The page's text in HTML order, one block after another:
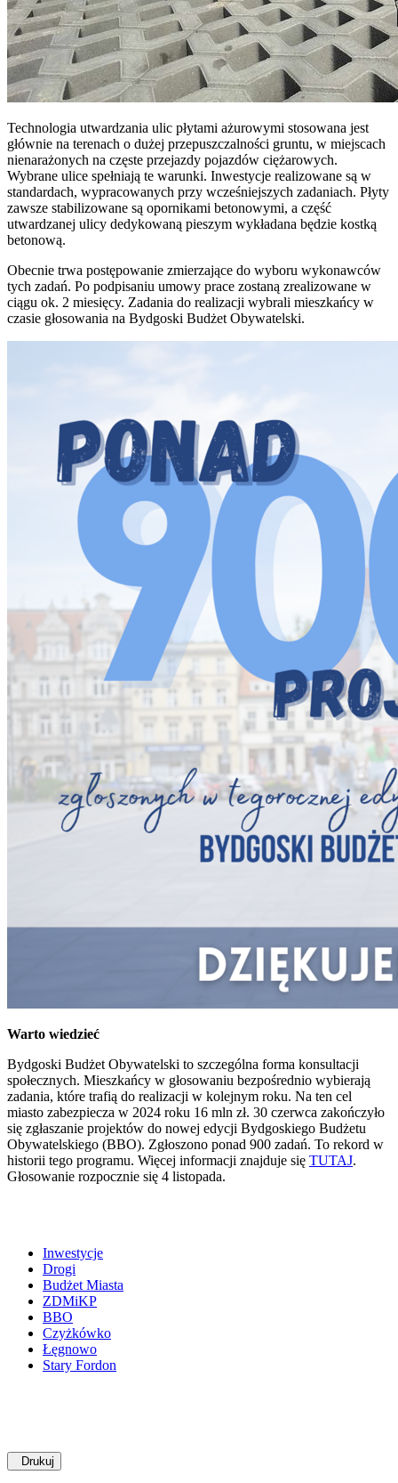
Technologia utwardzania ulic płytami ażurowymi stosowana jest
głównie na terenach o dużej przepuszczalności gruntu, w miejscach
nienarażonych na częste przejazdy pojazdów ciężarowych.
Wybrane ulice spełniają te warunki. Inwestycje realizowane są w
standardach, wypracowanych przy wcześniejszych zadaniach. Płyty
zawsze stabilizowane są opornikami betonowymi, a część
utwardzanej ulicy dedykowaną pieszym wykładana będzie kostką
betonową.
Obecnie trwa postępowanie zmierzające do wyboru wykonawców
tych zadań. Po podpisaniu umowy prace zostaną zrealizowane w
ciągu ok. 2 miesięcy. Zadania do realizacji wybrali mieszkańcy w
czasie głosowania na Bydgoski Budżet Obywatelski.
Warto wiedzieć
Bydgoski Budżet Obywatelski to szczególna forma konsultacji
społecznych. Mieszkańcy w głosowaniu bezpośrednio wybierają
zadania, które trafią do realizacji w kolejnym roku. Na ten cel
miasto zabezpiecza w 2024 roku 16 mln zł. 30 czerwca zakończyło
się zgłaszanie projektów do nowej edycji Bydgoskiego Budżetu
Obywatelskiego (BBO). Zgłoszono ponad 900 zadań. To rekord w
historii tego programu. Więcej informacji znajduje się TUTAJ.
Głosowanie rozpocznie się 4 listopada.
Inwestycje
Drogi
Budżet Miasta
ZDMiKP
BBO
Czyżkówko
Łęgnowo
Stary Fordon
Drukuj